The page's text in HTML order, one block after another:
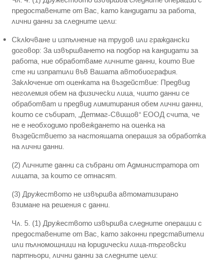
предоставените от Вас, като кандидати за работа,
лични данни за следните цели:
Сключване и изпълнение на трудов или граждански
договор: За извършването на подбор на кандидати за
работа, ние обработваме личните данни, които Вие
сте ни изпратили във Вашата автобиография.
Заключение от оценката на въздействие: Предвид
неголемия обем на физически лица, чиито данни се
обработват и предвид лимитирания обем лични данни,
които се събират, „Детмаг-Свищов“ ЕООД счита, че
не е необходимо провеждането на оценка на
въздействието за настоящата операция за обработка
на лични данни.
(2) Личните данни са събрани от Администратора от
лицата, за които се отнасят.
(3) Дружеството не извършва автоматизирано
взимане на решения с данни.
Чл. 5. (1) Дружеството извършва следните операции с
предоставените от Вас, като законни представители
или пълномощници на юридически лица-търговски
партньори, лични данни за следните цели: